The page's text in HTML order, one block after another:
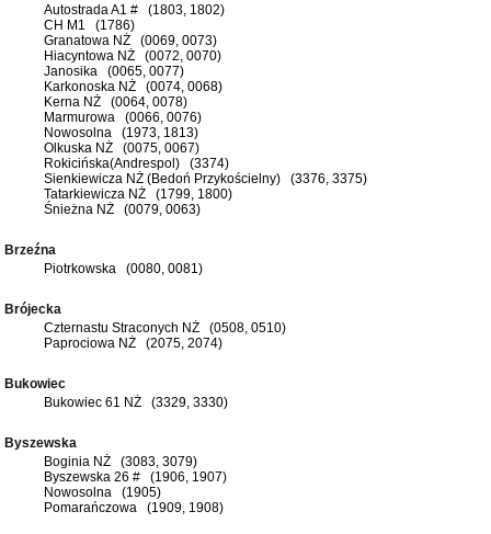
Autostrada A1 # (1803, 1802)
CH M1 (1786)
Granatowa NŻ (0069, 0073)
Hiacyntowa NŻ (0072, 0070)
Janosika (0065, 0077)
Karkonoska NŻ (0074, 0068)
Kerna NŻ (0064, 0078)
Marmurowa (0066, 0076)
Nowosolna (1973, 1813)
Olkuska NŻ (0075, 0067)
Rokicińska(Andrespol) (3374)
Sienkiewicza NŻ (Bedoń Przykościelny) (3376, 3375)
Tatarkiewicza NŻ (1799, 1800)
Śnieżna NŻ (0079, 0063)
Brzeźna
Piotrkowska (0080, 0081)
Brójecka
Czternastu Straconych NŻ (0508, 0510)
Paprociowa NŻ (2075, 2074)
Bukowiec
Bukowiec 61 NŻ (3329, 3330)
Byszewska
Boginia NŻ (3083, 3079)
Byszewska 26 # (1906, 1907)
Nowosolna (1905)
Pomarańczowa (1909, 1908)